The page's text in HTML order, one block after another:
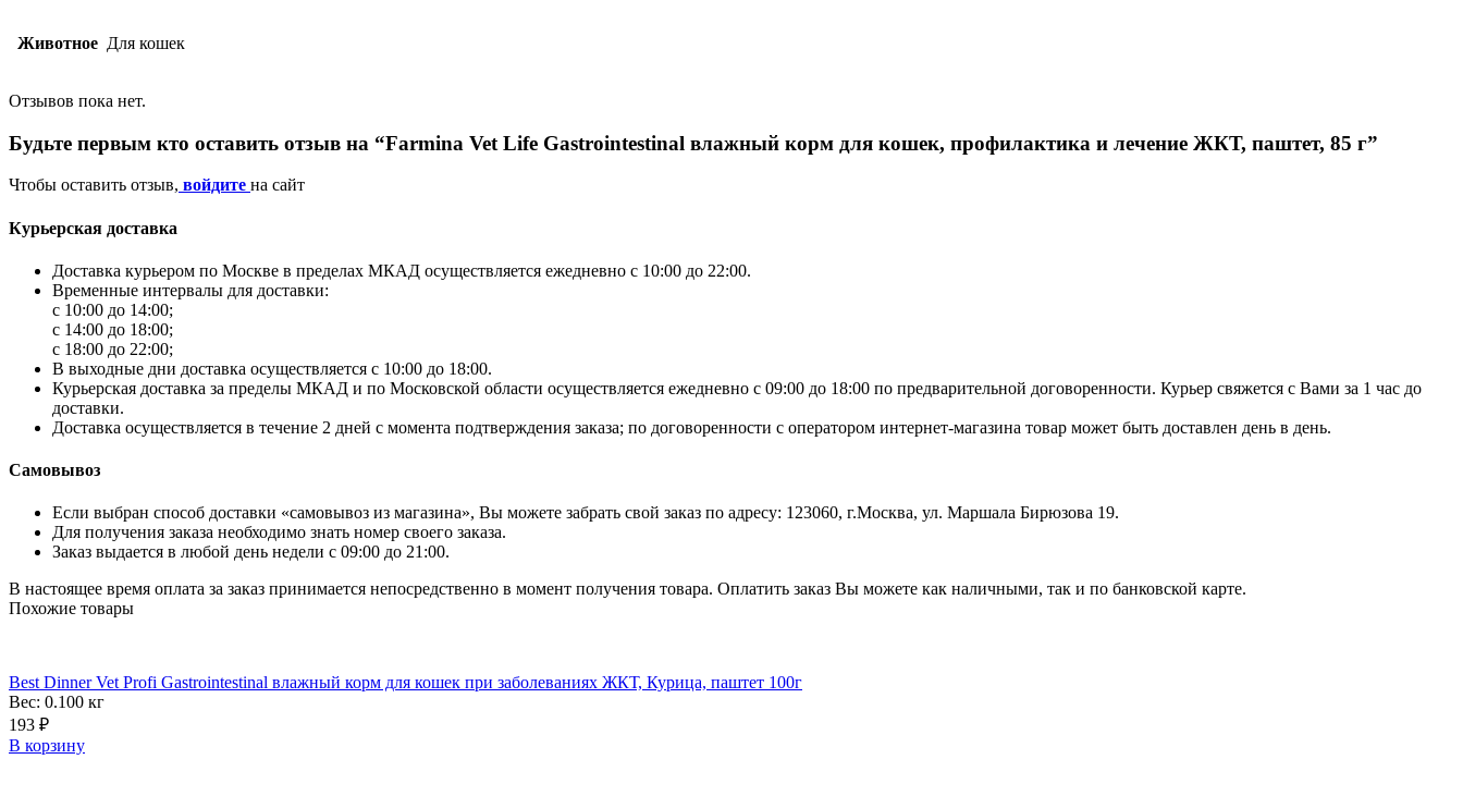
Животное Для кошек
Отзывов пока нет.
Будьте первым кто оставить отзыв на “Farmina Vet Life Gastrointestinal влажный корм для кошек, профилактика и лечение ЖКТ, паштет, 85 г”
Чтобы оставить отзыв, войдите на сайт
Курьерская доставка
Доставка курьером по Москве в пределах МКАД осуществляется ежедневно с 10:00 до 22:00.
Временные интервалы для доставки:
с 10:00 до 14:00;
с 14:00 до 18:00;
с 18:00 до 22:00;
В выходные дни доставка осуществляется с 10:00 до 18:00.
Курьерская доставка за пределы МКАД и по Московской области осуществляется ежедневно с 09:00 до 18:00 по предварительной договоренности. Курьер свяжется с Вами за 1 час до
доставки.
Доставка осуществляется в течение 2 дней с момента подтверждения заказа; по договоренности с оператором интернет-магазина товар может быть доставлен день в день.
Самовывоз
Если выбран способ доставки «самовывоз из магазина», Вы можете забрать свой заказ по адресу: 123060, г.Москва, ул. Маршала Бирюзова 19.
Для получения заказа необходимо знать номер своего заказа.
Заказ выдается в любой день недели с 09:00 до 21:00.
В настоящее время оплата за заказ принимается непосредственно в момент получения товара. Оплатить заказ Вы можете как наличными, так и по банковской карте.
Похожие товары
Best Dinner Vet Profi Gastrointestinal влажный корм для кошек при заболеваниях ЖКТ, Курица, паштет 100г
Вес: 0.100 кг
193 ₽
В корзину